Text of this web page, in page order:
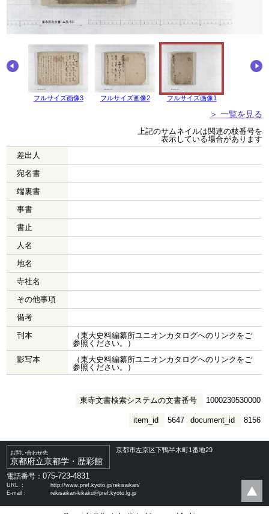
フルサイズ画像3 フルサイズ画像2 フルサイズ画像1
＞ 一覧を見る
上記のサムネイルは関連の枝番号を
表示している場合があります
差出人
宛名書
端裏書
事書
書止
人名
地名
寺社名
その他事項
備考
刊本
（東大史料編纂所ユニオンカタログへのリンクをご
参照ください。）
影写本
（東大史料編纂所ユニオンカタログへのリンクをご
参照ください。）
東寺文書検索システムの文書番号 1000230530000
document_id 8156
item_id 5647
お問い合わせ先
京都府立京都学・歴彩館
京都市左京区下鴨半木町1番地29
電話番号：075-723-4831
URL ：
http://www.pref.kyoto.jp/rekisaikan/
E-mail：
rekisaikan-kikaku@pref.kyoto.lg.jp